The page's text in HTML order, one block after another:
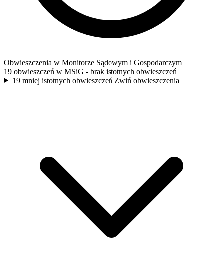
Obwieszczenia w Monitorze Sądowym i Gospodarczym
19 obwieszczeń w MSiG - brak istotnych obwieszczeń
19 mniej istotnych obwieszczeń Zwiń obwieszczenia